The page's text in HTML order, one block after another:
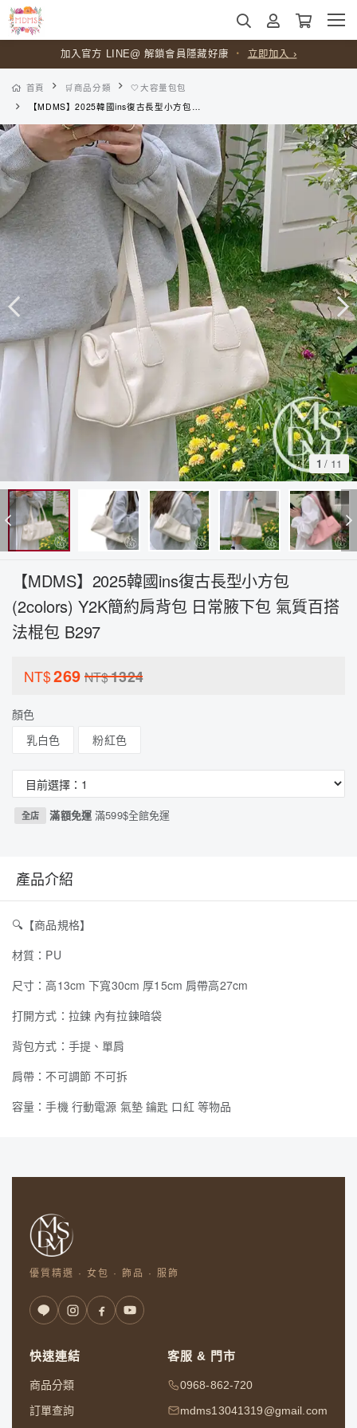
加入官方 LINE@ 解鎖會員隱藏好康 ・ 立即加入 ›
首頁 🛒商品分類
🤍大容量包包
【MDMS】2025韓國ins復古長型小方包 (2colors) Y2K簡約肩背包 日常腋下包 氣質百搭法棍包 B297
1 / 11
【MDMS】2025韓國ins復古長型小方包
(2colors) Y2K簡約肩背包 日常腋下包 氣質百搭
法棍包 B297
NT$269 NT$1324
顏色
乳白色
粉紅色
全店 滿額免運滿599$全館免運
產品介紹
🔍 【商品規格】
材質：PU
尺寸：高13cm 下寬30cm 厚15cm 肩帶高27cm
打開方式：拉鍊 內有拉鍊暗袋
背包方式：手提、單肩
肩帶：不可調節 不可拆
容量：手機 行動電源 氣墊 鑰匙 口紅 等物品
優質精選 · 女包 · 飾品 · 服飾
快速連結
商品分類
訂單查詢
客服 & 門市
0968-862-720
mdms13041319@gmail.com